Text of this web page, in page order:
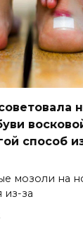
способ
мозоли на
из-за